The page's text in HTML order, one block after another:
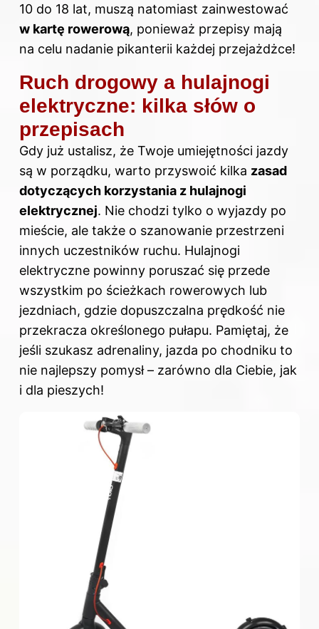
10 do 18 lat, muszą natomiast zainwestować
w kartę rowerową, ponieważ przepisy mają
na celu nadanie pikanterii każdej przejażdżce!
Ruch drogowy a hulajnogi
elektryczne: kilka słów o
przepisach
Gdy już ustalisz, że Twoje umiejętności jazdy
są w porządku, warto przyswoić kilka zasad
dotyczących korzystania z hulajnogi
elektrycznej. Nie chodzi tylko o wyjazdy po
mieście, ale także o szanowanie przestrzeni
innych uczestników ruchu. Hulajnogi
elektryczne powinny poruszać się przede
wszystkim po ścieżkach rowerowych lub
jezdniach, gdzie dopuszczalna prędkość nie
przekracza określonego pułapu. Pamiętaj, że
jeśli szukasz adrenaliny, jazda po chodniku to
nie najlepszy pomysł – zarówno dla Ciebie, jak
i dla pieszych!